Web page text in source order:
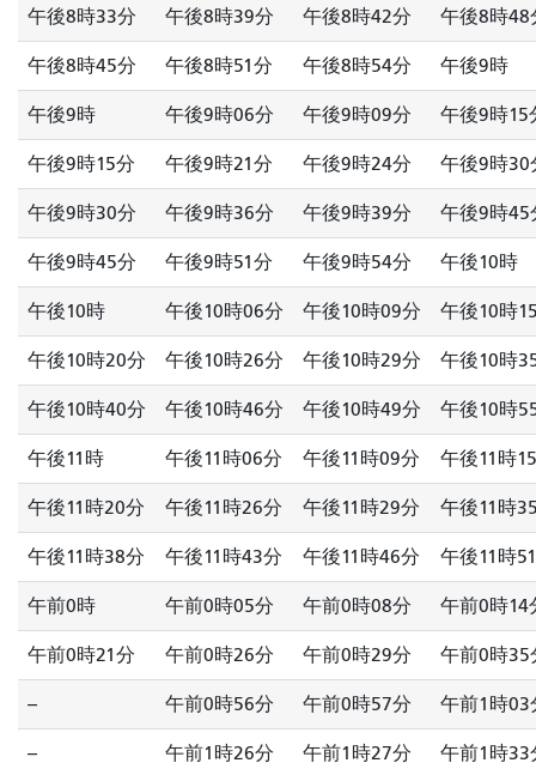
午後8時33分 午後8時39分 午後8時42分 午後8時48
午後8時45分 午後8時51分 午後8時54分 午後9時
午後9時 午後9時06分 午後9時09分 午後9時15
午後9時15分 午後9時21分 午後9時24分 午後9時30
午後9時30分 午後9時36分 午後9時39分 午後9時45
午後9時45分 午後9時51分 午後9時54分 午後10時
午後10時 午後10時06分 午後10時09分 午後10時
午後10時20分 午後10時26分 午後10時29分 午後10時
午後10時40分 午後10時46分 午後10時49分 午後10時
午後11時 午後11時06分 午後11時09分 午後11時
午後11時20分 午後11時26分 午後11時29分 午後11時
午後11時38分 午後11時43分 午後11時46分 午後11時
午前0時 午前0時05分 午前0時08分 午前0時14
午前0時21分 午前0時26分 午前0時29分 午前0時35
-- 午前0時56分 午前0時57分 午前1時03
-- 午前1時26分 午前1時27分 午前1時33